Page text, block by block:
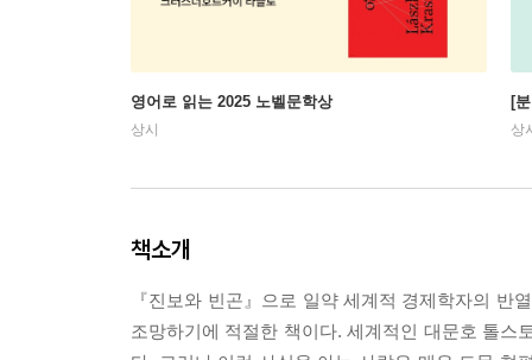
영어로 읽는 2025 노벨문학상
상시
[
상
책소개
『진보와 빈곤』으로 일약 세계적 경제학자의 반
조망하기에 적절한 책이다. 세계적인 대문호 톨스